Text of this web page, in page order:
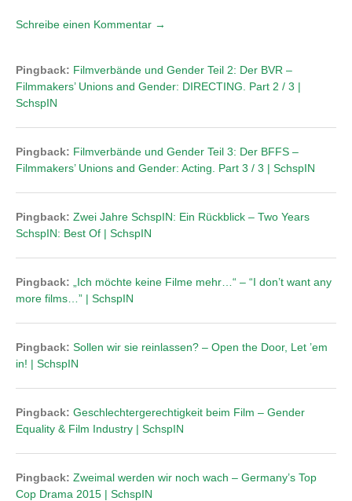
Schreibe einen Kommentar →
Pingback: Filmverbände und Gender Teil 2: Der BVR –
Filmmakers’ Unions and Gender: DIRECTING. Part 2 / 3 |
SchspIN
Pingback: Filmverbände und Gender Teil 3: Der BFFS –
Filmmakers’ Unions and Gender: Acting. Part 3 / 3 | SchspIN
Pingback: Zwei Jahre SchspIN: Ein Rückblick – Two Years
SchspIN: Best Of | SchspIN
Pingback:
„Ich möchte keine Filme mehr…“ – “I don’t want any
more films…” | SchspIN
Pingback: Sollen wir sie reinlassen? – Open the Door, Let ’em
in! | SchspIN
Pingback: Geschlechtergerechtigkeit beim Film – Gender
Equality & Film Industry | SchspIN
Pingback: Zweimal werden wir noch wach – Germany’s Top
Cop Drama 2015 | SchspIN